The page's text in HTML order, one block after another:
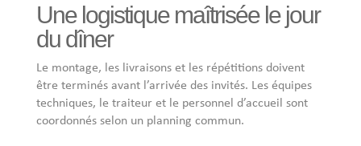
Une logistique maîtrisée le jour
du dîner
Le montage, les livraisons et les répétitions doivent
être terminés avant l’arrivée des invités. Les équipes
techniques, le traiteur et le personnel d’accueil sont
coordonnés selon un planning commun.